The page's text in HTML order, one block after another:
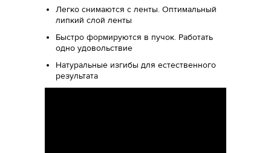
Легко снимаются с ленты. Оптимальный
липкий слой ленты
Быстро формируются в пучок. Работать
одно удовольствие
Натуральные изгибы для естественного
результата